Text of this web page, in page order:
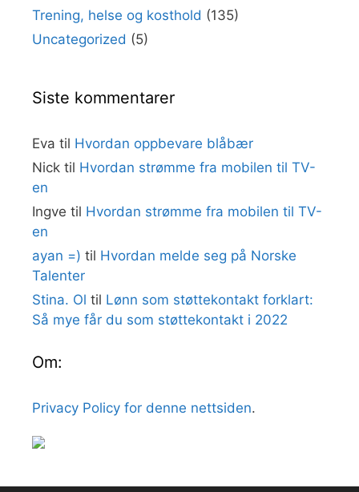
Trening, helse og kosthold (135)
Uncategorized (5)
Siste kommentarer
Eva til Hvordan oppbevare blåbær
Nick til Hvordan strømme fra mobilen til TV-
en
Ingve til Hvordan strømme fra mobilen til TV-
en
ayan =) til Hvordan melde seg på Norske
Talenter
Stina. Ol til Lønn som støttekontakt forklart:
Så mye får du som støttekontakt i 2022
Om:
Privacy Policy for denne nettsiden.